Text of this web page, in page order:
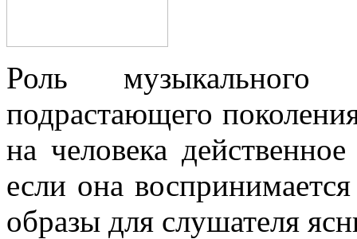
Роль музыкального
подрастающего
на человека
если она
образы для слушателя